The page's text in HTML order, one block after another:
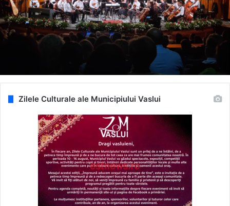
Zilele Culturale ale Municipiului Vaslui